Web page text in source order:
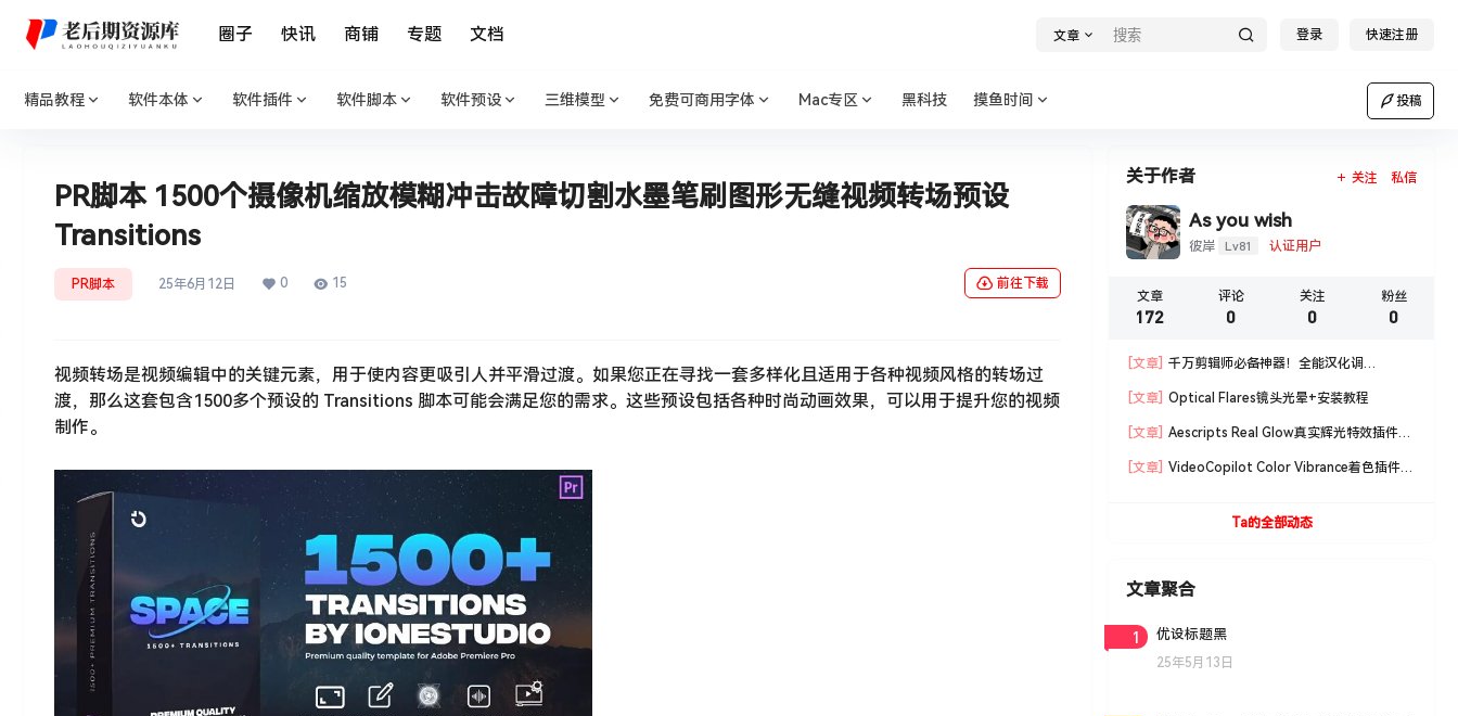
圈子 快讯 商铺 专题 文档 文章 登录 快速注册
精品教程 软件本体 软件插件 软件脚本 软件预设 三维模型 免费可商用字体 Mac专区 黑科技 摸鱼时间 投稿
PR脚本 1500个摄像机缩放模糊冲击故障切割水墨笔刷图形无缝视频转场预设
Transitions
PR脚本 25年6月12日 0 15 前往下载
视频转场是视频编辑中的关键元素，用于使内容更吸引人并平滑过渡。如果您正在寻找一套多样化且适用于各种视频风格的转场过
渡，那么这套包含1500多个预设的 Transitions 脚本可能会满足您的需求。这些预设包括各种时尚动画效果，可以用于提升您的视频
制作。
关于作者 关注 私信
As you wish
彼岸 Lv81 认证用户
文章
172
评论
0
关注
0
粉丝
0
[文章]
千万剪辑师必备神器！全能汉化调
[文章]
Optical Flares镜头光晕+安装教程
[文章]
Aescripts Real Glow真实辉光特效插件
[文章]
VideoCopilot Color Vibrance着色插件
Ta的全部动态
文章聚合
1 优设标题黑
25年5月13日